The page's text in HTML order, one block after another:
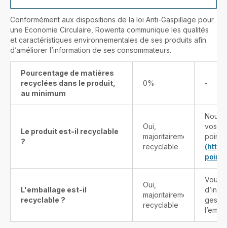
Conformément aux dispositions de la loi Anti-Gaspillage pour
une Economie Circulaire, Rowenta communique les qualités
et caractéristiques environnementales de ses produits afin
d’améliorer l’information de ses consommateurs.
Pourcentage de matières
recyclées dans le produit,
au minimum
0% -
Le produit est-il recyclable
?
Oui,
majoritairement
recyclable
Nous
vos
L'emballage est-il
recyclable ?
Oui,
majoritairement
recyclable
Vous